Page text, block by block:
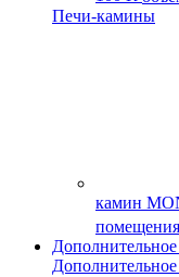
Печи-камины
камин